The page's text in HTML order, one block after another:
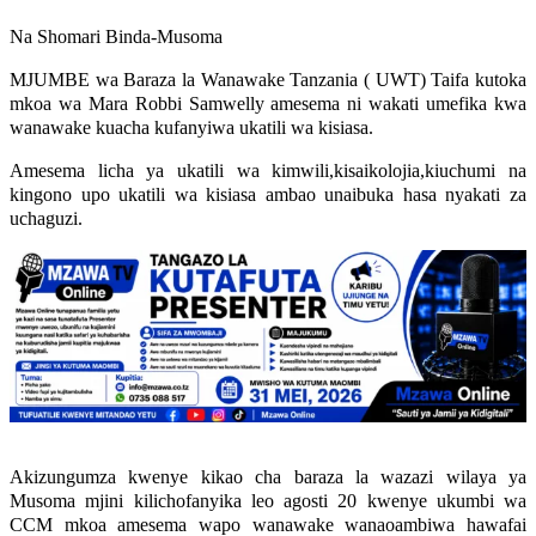
Na Shomari Binda-Musoma
MJUMBE wa Baraza la Wanawake Tanzania ( UWT) Taifa kutoka
mkoa wa Mara Robbi Samwelly amesema ni wakati umefika kwa
wanawake kuacha kufanyiwa ukatili wa kisiasa.
Amesema licha ya ukatili wa kimwili,kisaikolojia,kiuchumi na
kingono upo ukatili wa kisiasa ambao unaibuka hasa nyakati za
uchaguzi.
Akizungumza kwenye kikao cha baraza la wazazi wilaya ya
Musoma mjini kilichofanyika leo agosti 20 kwenye ukumbi wa
CCM mkoa amesema wapo wanawake wanaoambiwa hawafai